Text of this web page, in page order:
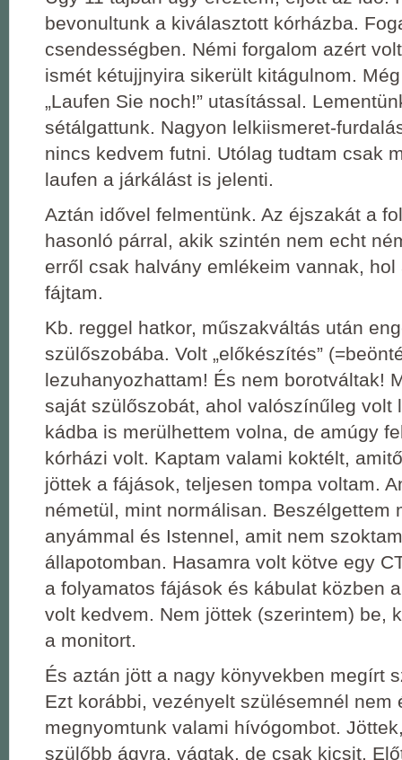
bevonultunk a kiválasztott kórházba.
csendességben. Némi forgalom azért
ismét kétujjnyira sikerült kitágulnom.
„Laufen Sie noch!” utasítással.
sétálgattunk. Nagyon lelkiismeret-
nincs kedvem futni. Utólag tudtam csak
laufen a járkálást is jelenti.
Aztán idővel felmentünk. Az éjszakát a
hasonló párral, akik szintén nem echt
erről csak halvány emlékeim vannak, hol
fájtam.
Kb. reggel hatkor, műszakváltás után
szülőszobába. Volt „előkészítés”
lezuhanyozhattam! És nem borotváltak!
saját szülőszobát, ahol valószínűleg volt
kádba is merülhettem volna, de amúgy
kórházi volt. Kaptam valami koktélt,
jöttek a fájások, teljesen tompa voltam.
németül, mint normálisan. Beszélgettem
anyámmal és Istennel, amit nem
állapotomban. Hasamra volt kötve egy
a folyamatos fájások és kábulat közben
volt kedvem. Nem jöttek (szerintem) be,
a monitort.
És aztán jött a nagy könyvekben megírt
Ezt korábbi, vezényelt szülésemnél nem
megnyomtunk valami hívógombot.
szülőbb ágyra, vágtak, de csak kicsit.